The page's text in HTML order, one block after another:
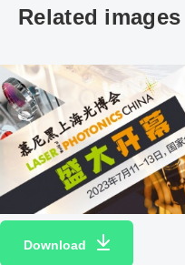
Related images
Download